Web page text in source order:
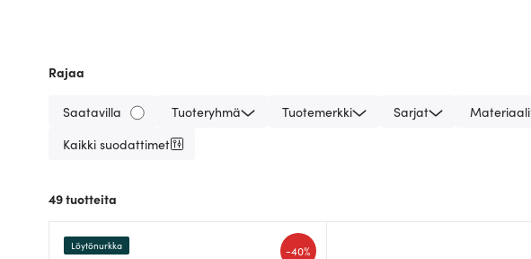
Rajaa
Saatavilla Tuoteryhmä Tuotemerkki Sarjat Materiaali
Kaikki suodattimet
49tuotteita
-40%
Löytönurkka